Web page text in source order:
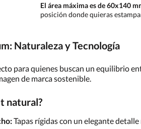
El área máxima es de 60x140
posición donde quieras
Naturaleza y Tecnología
para quienes buscan un equilibrio
de marca sostenible.
natural?
Tapas rígidas con un elegante